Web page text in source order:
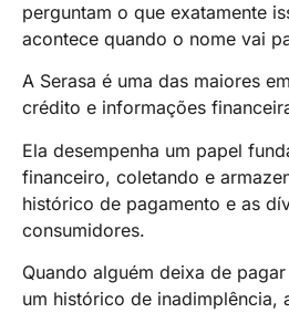
perguntam o que exatamente
acontece quando o nome vai
A Serasa é uma das maiores
crédito e informações
Ela desempenha um papel
financeiro, coletando e
histórico de pagamento e as
consumidores.
Quando alguém deixa de
um histórico de inadimplência,